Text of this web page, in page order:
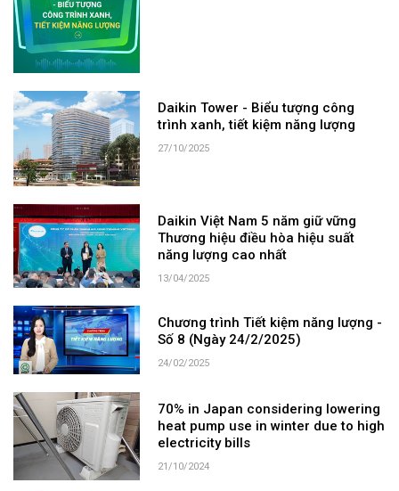
Daikin Tower - Biểu tượng công
trình xanh, tiết kiệm năng lượng
27/10/2025
Daikin Việt Nam 5 năm giữ vững
Thương hiệu điều hòa hiệu suất
năng lượng cao nhất
13/04/2025
Chương trình Tiết kiệm năng lượng -
Số 8 (Ngày 24/2/2025)
24/02/2025
70% in Japan considering lowering
heat pump use in winter due to high
electricity bills
21/10/2024